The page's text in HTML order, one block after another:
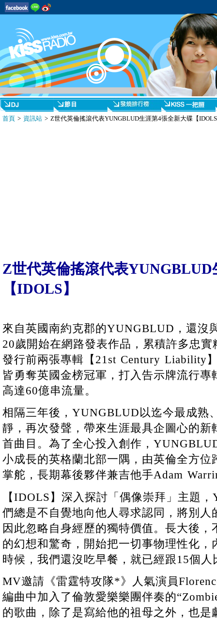
首頁 > 資訊站 > Z世代英倫搖滾代表YUNGBLUD生涯第4張全新大碟【
Z世代英倫搖滾代表YUNGBLUD
【IDOLS】
來自英國南約克郡的YUNGBLUD，還沒
20歲開始在網路發表作品，累積許多忠
發行前兩張專輯【21st Century Liability
皆勇奪英國金榜冠軍，打入告示牌流行
高達60億串流量。
相隔三年後，YUNGBLUD以迄今最成熟
靜，再次發聲，帶來生涯最具企圖心的
首曲目。為了全心投入創作，
小成長的英格蘭北部一隅，由英倫全方位
掌舵，長期幕後夥伴兼吉他手Adam
【IDOLS】深入探討「偶像崇拜」主題
們總是不自覺地向他人尋求認同，將別人
因此忽略自身經歷的獨特價值。長大後
的幻想和驚奇，開始把一切事物理性化
時候，我們還沒吃早餐，就已經跟15個人
MV邀請《雷霆特攻隊*》人氣演員
編曲中加入了倫敦愛樂樂團伴奏的
的歌曲，除了是寫給他的祖母之外，也